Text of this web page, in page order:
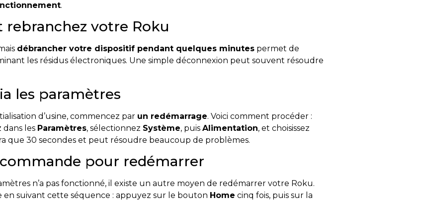
.
rebranchez votre Roku
débrancher votre dispositif pendant quelques minutes permet de
les résidus électroniques. Une simple déconnexion peut souvent résoudre
les paramètres
d’usine, commencez par un redémarrage. Voici comment procéder :
dans les Paramètres, sélectionnez Système, puis Alimentation, et choisissez
que 30 secondes et peut résoudre beaucoup de problèmes.
pour redémarrer
n’a pas fonctionné, il existe un autre moyen de redémarrer votre Roku.
suivant cette séquence : appuyez sur le bouton Home cinq fois, puis sur la